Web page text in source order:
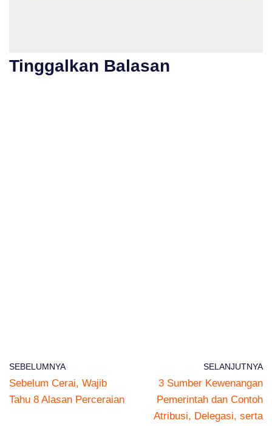
Tinggalkan Balasan
SEBELUMNYA
Sebelum Cerai, Wajib
Tahu 8 Alasan Perceraian
SELANJUTNYA
3 Sumber Kewenangan
Pemerintah dan Contoh
Atribusi, Delegasi, serta